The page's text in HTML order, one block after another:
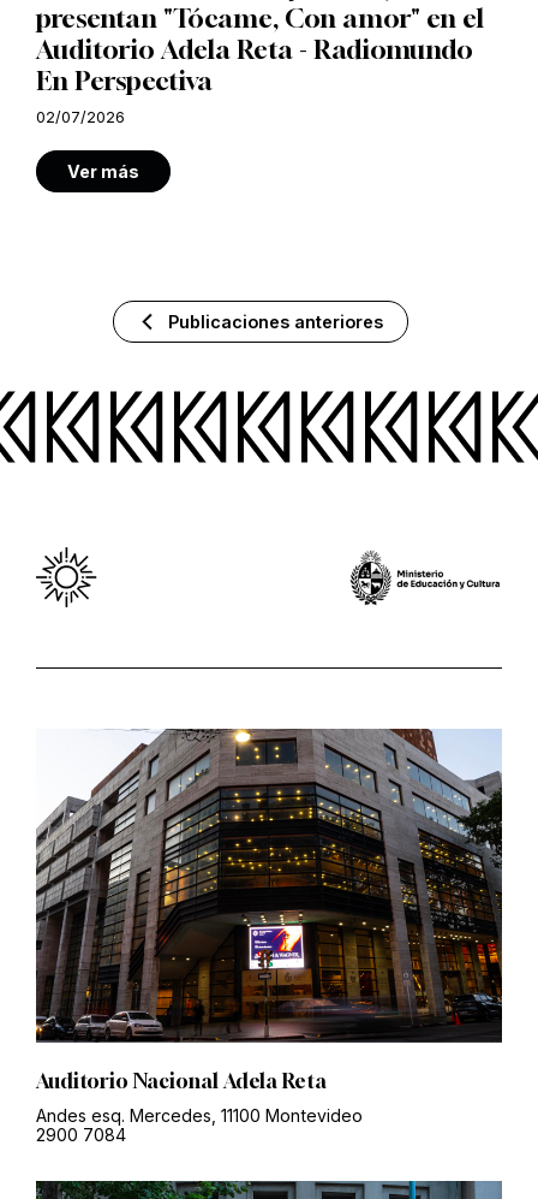
presentan "Tócame, Con amor" en el
Auditorio Adela Reta - Radiomundo
En Perspectiva
02/07/2026
Ver más
Publicaciones anteriores
Auditorio Nacional Adela Reta
Andes esq. Mercedes, 11100 Montevideo
2900 7084